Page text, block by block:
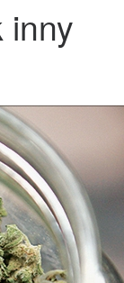
inny